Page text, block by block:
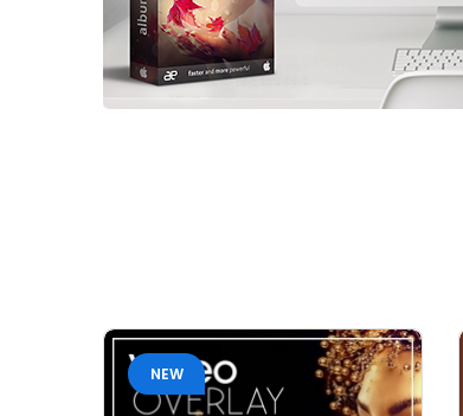
NEW